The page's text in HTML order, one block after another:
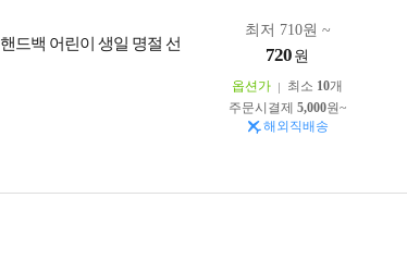
드백 어린이 생일 명절 선
최저 710원 ~
720 원
옵션가 최소 10개
주문시결제 5,000원~
해외직배송